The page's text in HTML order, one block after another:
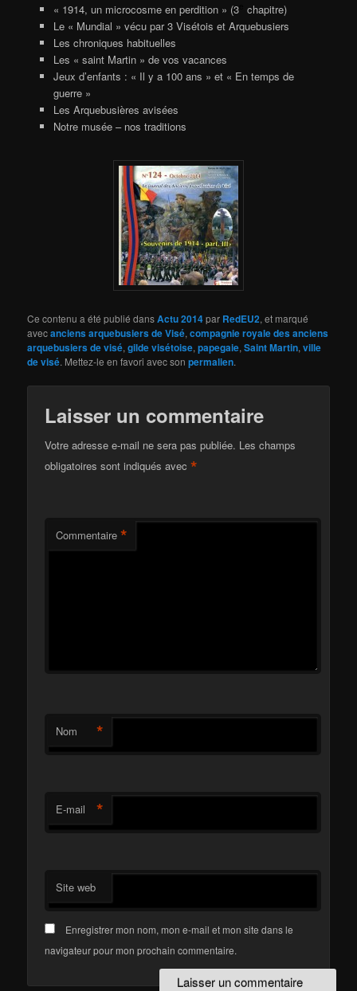
« 1914, un microcosme en perdition » (3e
chapitre)
Le « Mundial » vécu par 3 Visétois et Arquebusiers
Les chroniques habituelles
Les « saint Martin » de vos vacances
Jeux d’enfants : « Il y a 100 ans » et « En temps de
guerre »
Les Arquebusières avisées
Notre musée – nos traditions
Ce contenu a été publié dansActu 2014par RedEU2, et marqué
avecanciens arquebusiers de Visé,compagnie royale des anciens
arquebusiers de visé,gilde visétoise,papegaie,Saint Martin,ville
de visé. Mettez-le en favori avec sonpermalien.
Laisser un commentaire
Votre adresse e-mail ne sera pas publiée. Les champs
obligatoires sont indiqués avec*
Commentaire *
Nom *
E-mail *
Site web
Enregistrer mon nom, mon e-mail et mon site dans le
navigateur pour mon prochain commentaire.